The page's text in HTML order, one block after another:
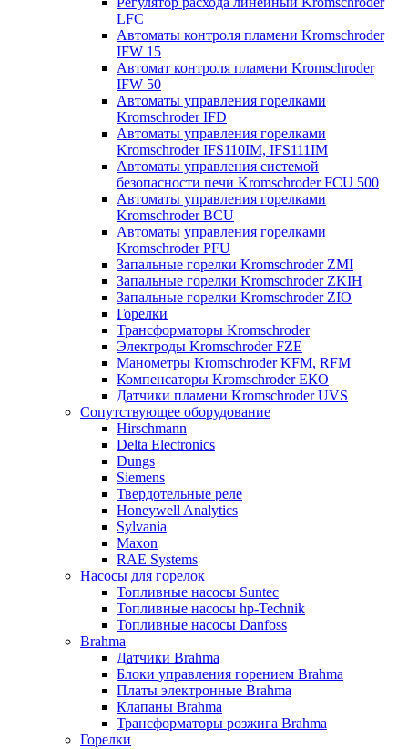
LFC
Автоматы контроля пламени Kromschroder
IFW 15
Автомат контроля пламени Kromschroder
IFW 50
Автоматы управления горелками
Kromschroder IFD
Автоматы управления горелками
Kromschroder IFS110IM, IFS111IM
Автоматы управления системой
безопасности печи Kromschroder FCU 500
Автоматы управления горелками
Kromschroder BCU
Автоматы управления горелками
Kromschroder PFU
Запальные горелки Kromschroder ZМI
Запальные горелки Kromschroder ZKIH
Запальные горелки Kromschroder ZIO
Горелки
Трансформаторы Kromschroder
Электроды Kromschroder FZE
Манометры Kromschroder KFM, RFM
Компенсаторы Kromschroder ЕКО
Датчики пламени Kromschroder UVS
Сопутствующее оборудование
Hirschmann
Delta Electronics
Dungs
Siemens
Твердотельные реле
Honeywell Analytics
Sylvania
Maxon
RAE Systems
Насосы для горелок
Топливные насосы Suntec
Топливные насосы hp-Technik
Топливные насосы Danfoss
Brahma
Датчики Brahma
Блоки управления горением Brahma
Платы электронные Brahma
Клапаны Brahma
Трансформаторы розжига Brahma
Горелки